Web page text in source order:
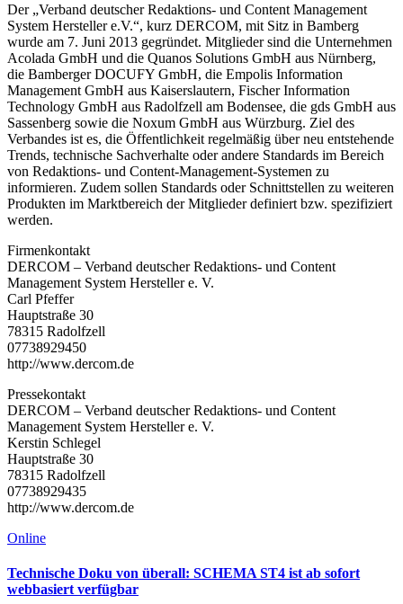
Der „Verband deutscher Redaktions- und Content Management
System Hersteller e.V.“, kurz DERCOM, mit Sitz in Bamberg
wurde am 7. Juni 2013 gegründet. Mitglieder sind die Unternehmen
Acolada GmbH und die Quanos Solutions GmbH aus Nürnberg,
die Bamberger DOCUFY GmbH, die Empolis Information
Management GmbH aus Kaiserslautern, Fischer Information
Technology GmbH aus Radolfzell am Bodensee, die gds GmbH aus
Sassenberg sowie die Noxum GmbH aus Würzburg. Ziel des
Verbandes ist es, die Öffentlichkeit regelmäßig über neu entstehende
Trends, technische Sachverhalte oder andere Standards im Bereich
von Redaktions- und Content-Management-Systemen zu
informieren. Zudem sollen Standards oder Schnittstellen zu weiteren
Produkten im Marktbereich der Mitglieder definiert bzw. spezifiziert
werden.
Firmenkontakt
DERCOM – Verband deutscher Redaktions- und Content
Management System Hersteller e. V.
Carl Pfeffer
Hauptstraße 30
78315 Radolfzell
07738929450
http://www.dercom.de
Pressekontakt
DERCOM – Verband deutscher Redaktions- und Content
Management System Hersteller e. V.
Kerstin Schlegel
Hauptstraße 30
78315 Radolfzell
07738929435
http://www.dercom.de
Online
Technische Doku von überall: SCHEMA ST4 ist ab sofort
webbasiert verfügbar